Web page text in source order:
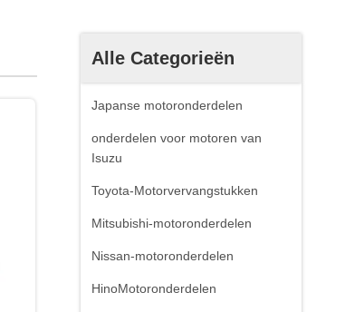
Alle Categorieën
Japanse motoronderdelen
onderdelen voor motoren van
Isuzu
Toyota-Motorvervangstukken
Mitsubishi-motoronderdelen
Nissan-motoronderdelen
HinoMotoronderdelen